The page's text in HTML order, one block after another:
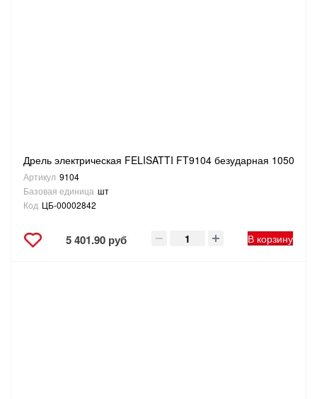
Дрель электрическая FELISATTI FT9104 безударная 1050
Артикул 9104
Базовая единица шт
Код ЦБ-00002842
5 401.90 руб В корзину